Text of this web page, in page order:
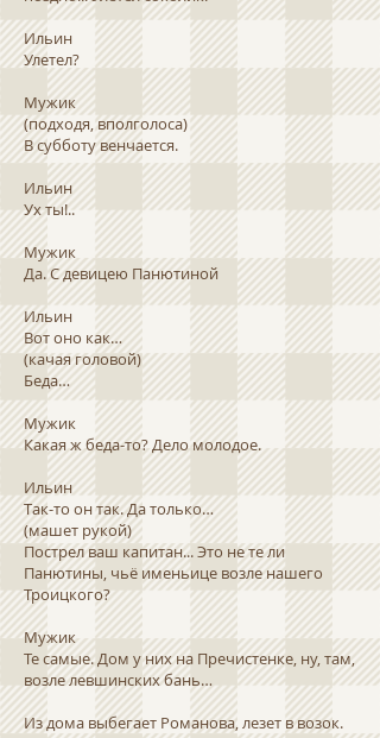
Ильин
Улетел?
Мужик
(подходя, вполголоса)
В субботу венчается.
Ильин
Ух ты!..
Мужик
Да. С девицею Панютиной
Ильин
Вот оно как…
(качая головой)
Беда…
Мужик
Какая ж беда-то? Дело молодое.
Ильин
Так-то он так. Да только…
(машет рукой)
Пострел ваш капитан... Это не те ли
Панютины, чьё именьице возле нашего
Троицкого?
Мужик
Те самые. Дом у них на Пречистенке, ну, там,
возле левшинских бань…
Из дома выбегает Романова, лезет в возок.